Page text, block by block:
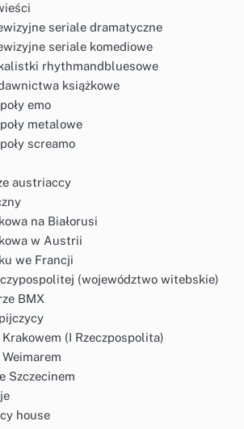
seriale dramatyczne
seriale komediowe
rhythmandbluesowe
książkowe
emo
metalowe
screamo
austriaccy
na Białorusi
w Austrii
we Francji
(województwo witebskie)
BMX
(I Rzeczpospolita)
Szczecinem
house